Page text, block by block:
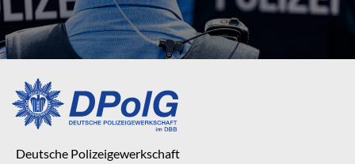
Deutsche Polizeigewerkschaft